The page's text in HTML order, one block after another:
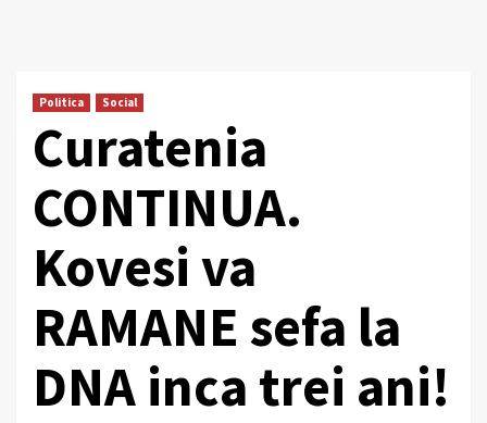
Politica Social
Curatenia
CONTINUA.
Kovesi va
RAMANE sefa la
DNA inca trei ani!